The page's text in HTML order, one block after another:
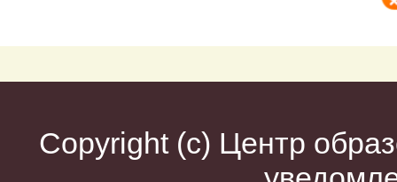
Copyright (c) Центр